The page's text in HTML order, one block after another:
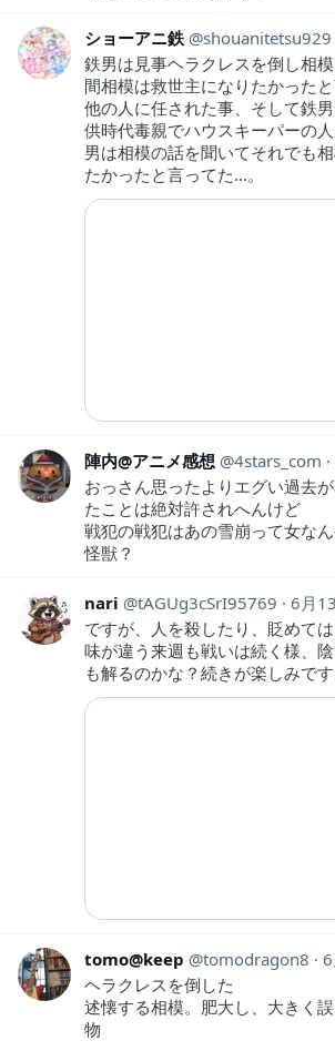
ショーアニ鉄 shouanitetsu929
鉄男は見事ヘラクレスを倒し相
間相模は救世主になりたかった
他の人に任された事、そして鉄
供時代毒親でハウスキーパーの
男は相模の話を聞いてそれでも
たかったと言ってた…。
陣内@アニメ感想 4stars_com
おっさん思ったよりエグい過去
たことは絶対許されへんけど
戦犯の戦犯はあの雪崩って女な
怪獣？
nari tAGUg3cSrI95769
6月
ですが、人を殺したり、貶めて
味が違う来週も戦いは続く様、
も解るのかな？続きが楽しみです
tomo@keep tomodragon8
ヘラクレスを倒した
述懐する相模。肥大し、大きく
物